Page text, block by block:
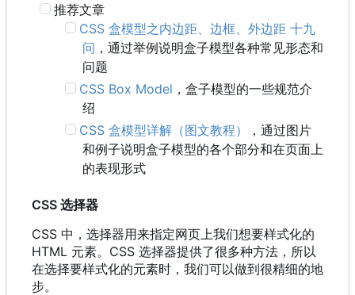
推荐文章
CSS 盒模型之内边距、边框、外边距 十九
问 ，通过举例说明盒子模型各种常见形态和
问题
CSS Box Model ，盒子模型的一些规范介
绍
CSS 盒模型详解（图文教程）
，通过图片
和例子说明盒子模型的各个部分和在页面上
的表现形式
CSS 选择器
CSS 中，选择器用来指定网页上我们想要样式化的
HTML 元素。CSS 选择器提供了很多种方法，所以
在选择要样式化的元素时，我们可以做到很精细的地
步。